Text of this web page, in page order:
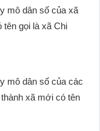
mô dân số của xã
tên gọi là xã Chi
mô dân số của các
xã mới có tên